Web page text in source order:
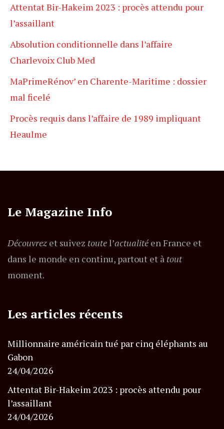
Attentat Bir-Hakeim 2023 : procès attendu pour
l’assaillant
Absolution conditionnelle dans l’affaire
Charlevoix Club Med
MaPrimeRénov’ en Charente-Maritime : dossier
mal ficelé
Procès requis dans l’affaire de 1989 impliquant
Heaulme
Le Magazine Info
Découvrez et suivez toutel’actualitéen France et
dans le monde en continu, partout et à tout
moment.
Les articles récents
Millionnaire américain tué par cinq éléphants au
Gabon
24/04/2026
Attentat Bir-Hakeim 2023 : procès attendu pour
l’assaillant
24/04/2026